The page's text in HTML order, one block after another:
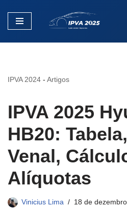
Pular
IPVA 2024 - Artigos
IPVA 2025
HB20:
Venal,
Alíquotas
Vinicius Lima 18 de